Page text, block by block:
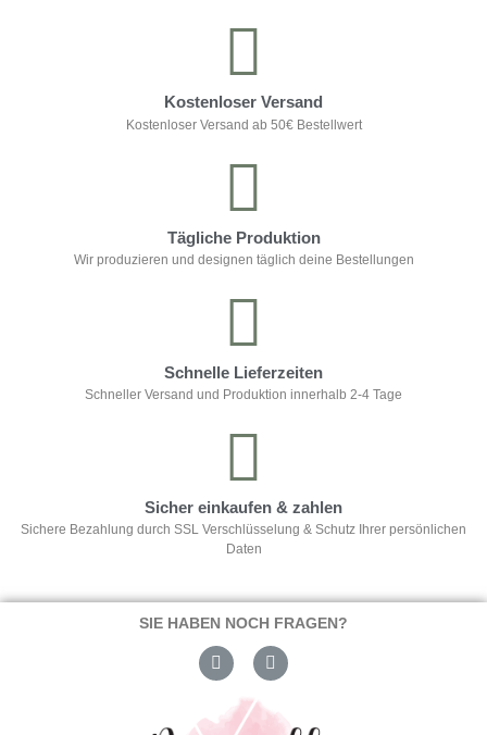
Kostenloser Versand
Kostenloser Versand ab 50€ Bestellwert
Tägliche Produktion
Wir produzieren und designen täglich deine Bestellungen
Schnelle Lieferzeiten
Schneller Versand und Produktion innerhalb 2-4 Tage
Sicher einkaufen & zahlen
Sichere Bezahlung durch SSL Verschlüsselung & Schutz Ihrer persönlichen
Daten
SIE HABEN NOCH FRAGEN?